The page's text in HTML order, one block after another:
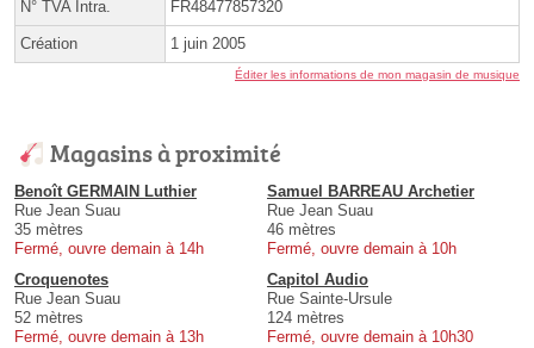
N° TVA Intra. FR48477857320
Création 1 juin 2005
Éditer les informations de mon magasin de musique
Magasins à proximité
Benoît GERMAIN Luthier
Rue Jean Suau
35 mètres
Fermé, ouvre demain à 14h
Samuel BARREAU Archetier
Rue Jean Suau
46 mètres
Fermé, ouvre demain à 10h
Croquenotes
Rue Jean Suau
52 mètres
Fermé, ouvre demain à 13h
Capitol Audio
Rue Sainte-Ursule
124 mètres
Fermé, ouvre demain à 10h30